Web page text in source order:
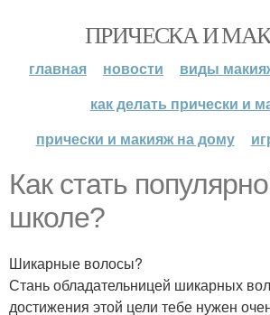
ПРИЧЕСКА И
главная новости
виды
как делать прически и
прически и макияж на дому
Как стать
школе?
Шикарные волосы?
Стань обладательницей шикарных
достижения этой цели тебе нужен